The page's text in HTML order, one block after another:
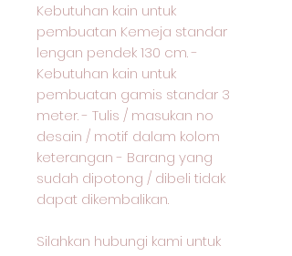
Kebutuhan kain untuk
pembuatan Kemeja standar
lengan pendek 130 cm. -
Kebutuhan kain untuk
pembuatan gamis standar 3
meter. - Tulis / masukan no
desain / motif dalam kolom
keterangan - Barang yang
sudah dipotong / dibeli tidak
dapat dikembalikan.
Silahkan hubungi kami untuk